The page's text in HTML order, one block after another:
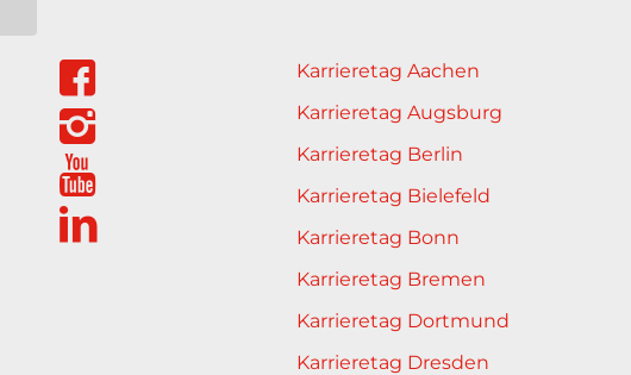
Karrieretag Aachen
Karrieretag Augsburg
Karrieretag Berlin
Karrieretag Bielefeld
Karrieretag Bonn
Karrieretag Bremen
Karrieretag Dortmund
Karrieretag Dresden